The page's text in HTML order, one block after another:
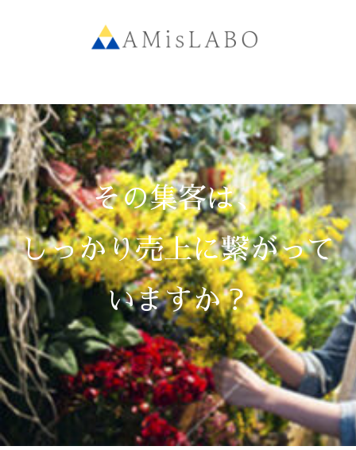
その集客は、
しっかり売上に繋がって
いますか？